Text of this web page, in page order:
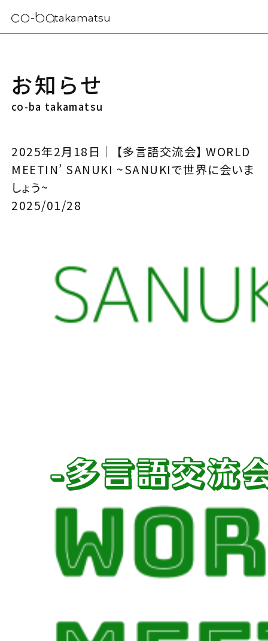
takamatsu
お知らせ
co-ba takamatsu
2025年2月18日｜ 【多言語交流会】 WORLD
MEETIN’ SANUKI ~SANUKIで世界に会いま
しょう~
2025/01/28